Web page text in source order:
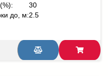
30
до, м:2.5